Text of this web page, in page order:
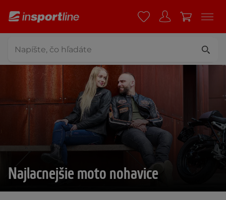
Najlacnejšie moto nohavice